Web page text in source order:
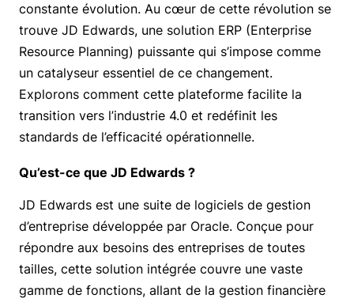
constante évolution. Au cœur de cette révolution se
trouve JD Edwards, une solution ERP (Enterprise
Resource Planning) puissante qui s’impose comme
un catalyseur essentiel de ce changement.
Explorons comment cette plateforme facilite la
transition vers l’industrie 4.0 et redéfinit les
standards de l’efficacité opérationnelle.
Qu’est-ce que JD Edwards ?
JD Edwards est une suite de logiciels de gestion
d’entreprise développée par Oracle. Conçue pour
répondre aux besoins des entreprises de toutes
tailles, cette solution intégrée couvre une vaste
gamme de fonctions, allant de la gestion financière